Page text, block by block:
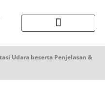
Udara beserta Penjelasan &